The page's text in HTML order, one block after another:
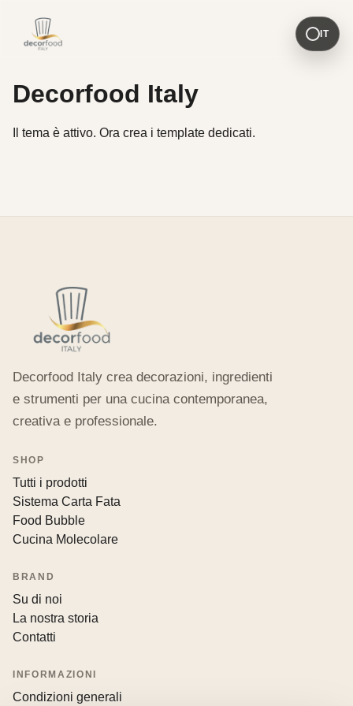
IT
Decorfood Italy
Il tema è attivo. Ora crea i template dedicati.
Decorfood Italy crea decorazioni, ingredienti
e strumenti per una cucina contemporanea,
creativa e professionale.
SHOP
Tutti i prodotti
Sistema Carta Fata
Food Bubble
Cucina Molecolare
BRAND
Su di noi
La nostra storia
Contatti
INFORMAZIONI
Condizioni generali